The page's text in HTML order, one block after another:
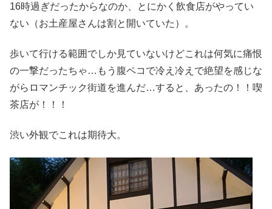
16時過ぎだったからなのか、とにかく飲食店がやってい
ない（お土産屋さんは割と開いていた）。
歩いて行ける範囲でしか見ていないけどこれは何気に痛恨
の一撃だったちゃ…もう腹ペコで冷え冷えで絶望を感じな
がらロマンチック街道を進んだ…すると、あったの！！喫
茶店が！！！
渋い外観でこれは期待大。